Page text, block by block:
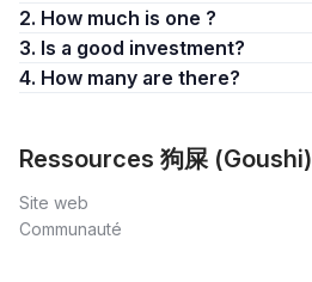
2. How much is one ?
3. Is a good investment?
4. How many are there?
Ressources 狗屎 (Goushi)
Site web
Communauté